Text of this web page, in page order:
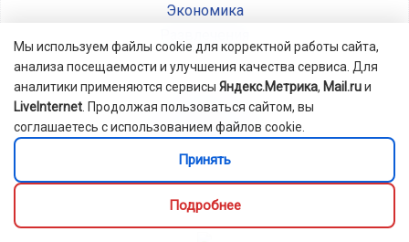
Мы используем файлы cookie для корректной работы сайта,
анализа посещаемости и улучшения качества сервиса. Для
аналитики применяются сервисы Яндекс.Метрика, Mail.ruи
LiveInternet . Продолжая пользоваться сайтом, вы
соглашаетесь с использованием файлов cookie.
Принять
Подробнее
Экономика
Радио54
Рекламодателям
Об учреждении